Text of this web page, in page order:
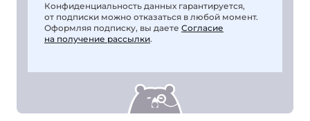
Конфиденциальность данных гарантируется,
от подписки можно отказаться в любой момент.
Оформляя подписку, вы даете Согласие
на получение рассылки.